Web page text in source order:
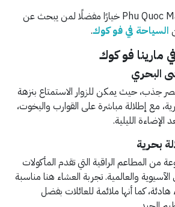
هذه المزايا جعلت Phu Quoc Marina خيارًا مفضلًا لمن يبحث عن
السياحة في فو كوك.
مارينا فو كوك
جذب، حيث يمكن للزوار الاستمتاع بنزهة
مع إطلالة مباشرة على القوارب واليخوت،
الليلية.
من المطاعم الراقية التي تقدم المأكولات
الآسيوية والعالمية. تجربة العشاء هنا مناسبة
هادئة، كما أنها ملائمة للعائلات بفضل